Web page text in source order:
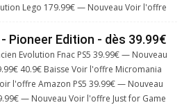
Lego 179.99€ — Nouveau Voir l'offre
Pioneer Edition - dès 39.99€
Evolution Fnac PS5 39.99€ — Nouveau
40.9€ Baisse Voir l'offre Micromania
l'offre Amazon PS5 39.99€ — Nouveau
— Nouveau Voir l'offre Just for Game